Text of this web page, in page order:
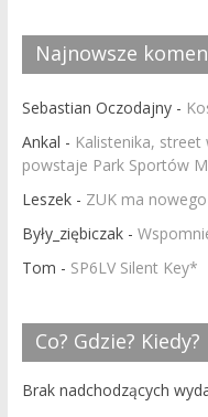
Najnowsze
Sebastian Oczodajny-
Ankal - Kalistenika,
powstaje Park Sportów
Leszek- ZUK ma
Były_ziębiczak-
Tom - SP6LV Silent Key*
Co? Gdzie? Kiedy?
Brak nadchodzących